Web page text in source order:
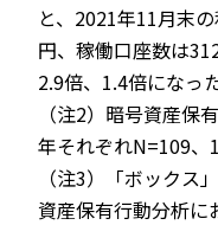
と、2021年11月末
円、稼働口座数は
2.9倍、1.4倍になった
（注2）暗号資産保
年それぞれN=109、
（注3）「ボックス
資産保有行動分析